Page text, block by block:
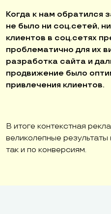
Когда к нам обратился
не было ни соц.сетей,
клиентов в соц.сетях
проблематично для их
разработка сайта и
продвижение было
привлечения клиентов.
В итоге контекстная
великолепные результаты
так и по конверсиям.